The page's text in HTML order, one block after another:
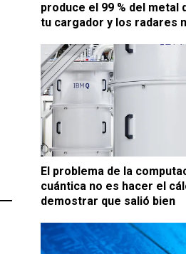
produce el 99 % del metal
tu cargador y los radares
El problema de la
cuántica no es hacer el
demostrar que salió bien